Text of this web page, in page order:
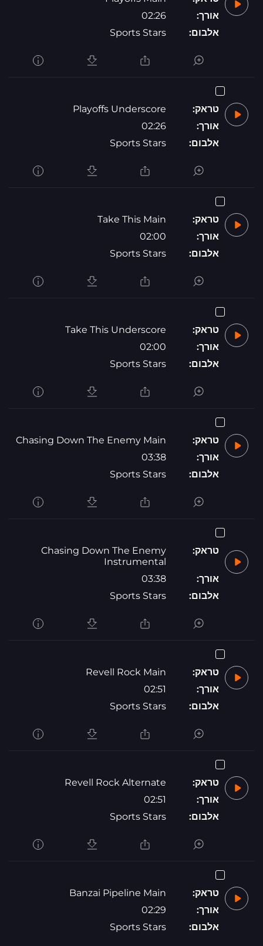
אורך:
02:26
אלבום:
Sports Stars
טראק:
Playoffs Underscore
אורך:
02:26
אלבום:
Sports Stars
טראק:
Take This Main
אורך:
02:00
אלבום:
Sports Stars
טראק:
Take This Underscore
אורך:
02:00
אלבום:
Sports Stars
טראק:
Chasing Down The Enemy Main
אורך:
03:38
אלבום:
Sports Stars
טראק:
Chasing Down The Enemy
Instrumental
אורך:
03:38
אלבום:
Sports Stars
טראק:
Revell Rock Main
אורך:
02:51
אלבום:
Sports Stars
טראק:
Revell Rock Alternate
אורך:
02:51
אלבום:
Sports Stars
טראק:
Banzai Pipeline Main
אורך:
02:29
אלבום:
Sports Stars